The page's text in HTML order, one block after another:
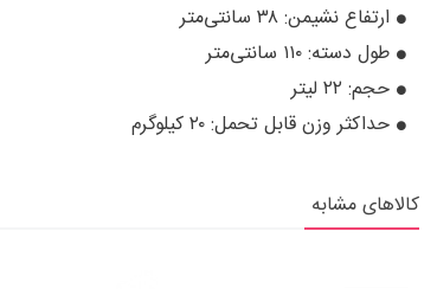
ارتفاع نشیمن: ۳۸ سانتی‌متر
طول دسته: ۱۱۰ سانتی‌متر
حجم: ۲۲ لیتر
حداکثر وزن قابل تحمل: ۲۰ کیلوگرم
کالاهای مشابه